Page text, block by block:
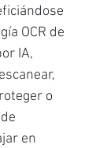
OCR de
IA,
o
en